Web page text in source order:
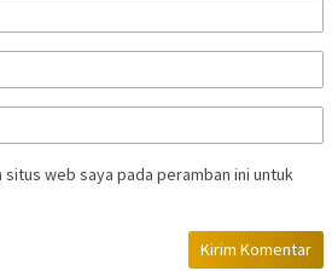
situs web saya pada peramban ini untuk